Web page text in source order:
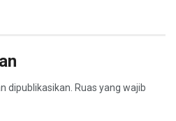
dipublikasikan. Ruas yang wajib